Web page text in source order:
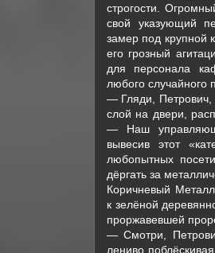
строгости.
свой указующий
замер под крупной
его грозный
для персонала
любого случайного
— Гляди, Петрович,
слой на двери,
— Наш
вывесив этот
любопытных
дёргать за
Коричневый
к зелёной
проржавевшей
— Смотри,
лениво